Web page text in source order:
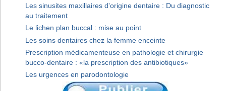
Les sinusites maxillaires d'origine dentaire : Du diagnostic
au traitement
Le lichen plan buccal : mise au point
Les soins dentaires chez la femme enceinte
Prescription médicamenteuse en pathologie et chirurgie
bucco-dentaire : «la prescription des antibiotiques»
Les urgences en parodontologie